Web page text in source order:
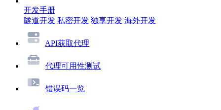
开发手册
隧道开发 私密开发 独享开发 海外开发
API获取代理
代理可用性测试
错误码一览